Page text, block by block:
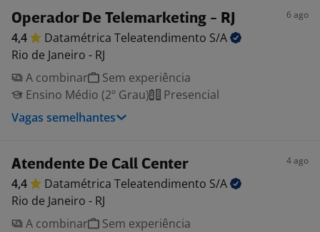
Operador De Telemarketing - RJ 6 ago
4,4 Datamétrica Teleatendimento S/A
Rio de Janeiro - RJ
A combinar
Sem experiência
Ensino Médio (2º Grau)
Presencial
Vagas semelhantes
Atendente De Call Center 4 ago
4,4 Datamétrica Teleatendimento S/A
Rio de Janeiro - RJ
A combinar
Sem experiência